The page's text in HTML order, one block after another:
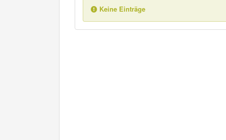
Keine Einträge